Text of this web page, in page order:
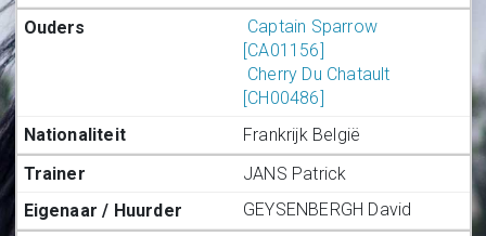
Captain Sparrow
[CA01156]
Cherry Du Chatault
[CH00486]
Frankrijk België
JANS Patrick
GEYSENBERGH David